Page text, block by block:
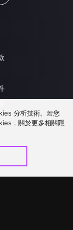
分析技術。若您
，關於更多相關隱